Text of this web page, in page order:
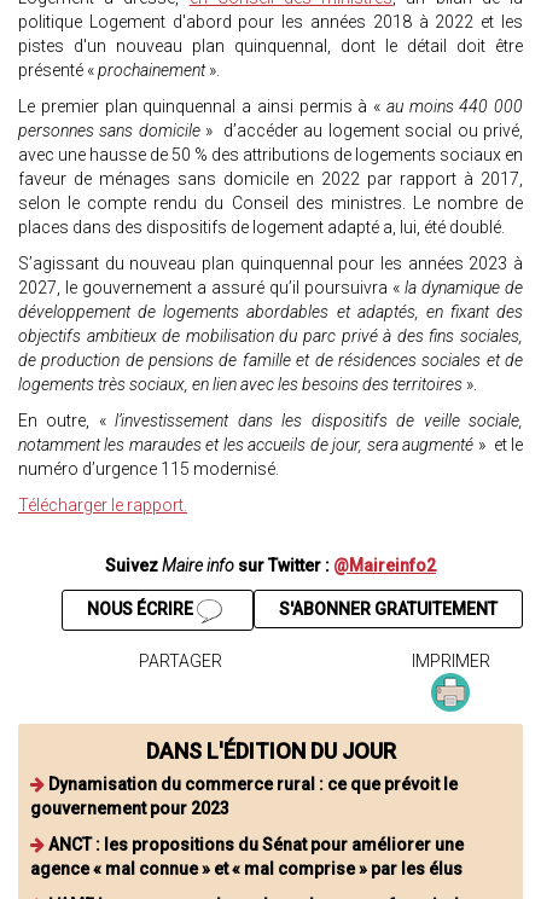
politique Logement d'abord pour les années 2018 à 2022 et les
pistes d'un nouveau plan quinquennal, dont le détail doit être
présenté «prochainement».
Le premier plan quinquennal a ainsi permis à « au moins 440 000
personnes sans domicile » d’accéder au logement social ou privé,
avec une hausse de 50 % des attributions de logements sociaux en
faveur de ménages sans domicile en 2022 par rapport à 2017,
selon le compte rendu du Conseil des ministres. Le nombre de
places dans des dispositifs de logement adapté a, lui, été doublé.
S’agissant du nouveau plan quinquennal pour les années 2023 à
2027, le gouvernement a assuré qu’il poursuivra « la dynamique de
développement de logements abordables et adaptés, en fixant des
objectifs ambitieux de mobilisation du parc privé à des fins sociales,
de production de pensions de famille et de résidences sociales et de
logements très sociaux, en lien avec les besoins des territoires ».
En outre, «l’investissement dans les dispositifs de veille sociale,
notamment les maraudes et les accueils de jour, sera augmenté » et le
numéro d’urgence 115 modernisé.
Télécharger le rapport.
SuivezMaire info sur Twitter : @Maireinfo2
S'ABONNER GRATUITEMENT
NOUS ÉCRIRE
PARTAGER IMPRIMER
DANS L'ÉDITION DU JOUR
Dynamisation du commerce rural : ce que prévoit le
gouvernement pour 2023
ANCT : les propositions du Sénat pour améliorer une
agence « mal connue » et « mal comprise » par les élus